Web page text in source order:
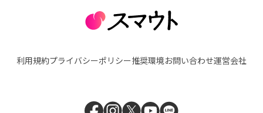
利用規約プライバシーポリシー推奨環境お問い合わせ運営会社